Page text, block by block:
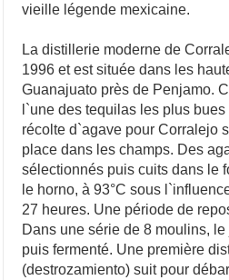
vieille légende mexicaine.
La distillerie moderne de
1996 et est située dans les
Guanajuato près de Penjamo.
l`une des tequilas les plus
récolte d`agave pour Corralejo
place dans les champs. Des
sélectionnés puis cuits dans le
le horno, à 93°C sous
27 heures. Une période de
Dans une série de 8 moulins,
puis fermenté. Une première
(destrozamiento) suit pour